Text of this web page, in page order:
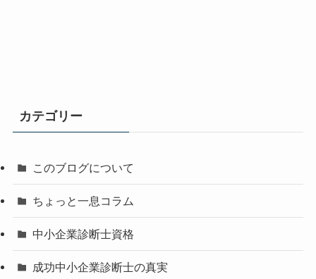
カテゴリー
このブログについて
ちょっと一息コラム
中小企業診断士資格
成功中小企業診断士の真実